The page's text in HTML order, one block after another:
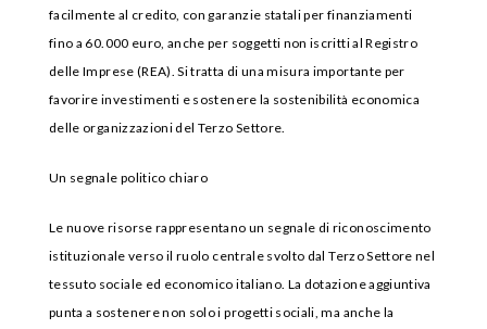
facilmente al credito, con garanzie statali per finanziamenti
fino a 60.000 euro, anche per soggetti non iscritti al Registro
delle Imprese (REA). Si tratta di una misura importante per
favorire investimenti e sostenere la sostenibilità economica
delle organizzazioni del Terzo Settore.
Un segnale politico chiaro
Le nuove risorse rappresentano un segnale di riconoscimento
istituzionale verso il ruolo centrale svolto dal Terzo Settore nel
tessuto sociale ed economico italiano. La dotazione aggiuntiva
punta a sostenere non solo i progetti sociali, ma anche la